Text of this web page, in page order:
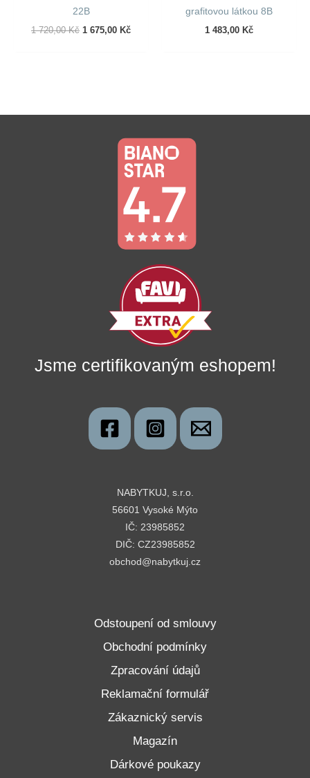
22B
1 720,00Kč Původní
1 675,00 KčAktuální
grafitovou látkou 8B
1 483,00 Kč
Jsme certifikovaným eshopem!
NABYTKUJ, s.r.o.
56601 Vysoké Mýto
IČ: 23985852
DIČ: CZ23985852
obchod@nabytkuj.cz
Odstoupení od smlouvy
Obchodní podmínky
Zpracování údajů
Reklamační formulář
Zákaznický servis
Magazín
Dárkové poukazy